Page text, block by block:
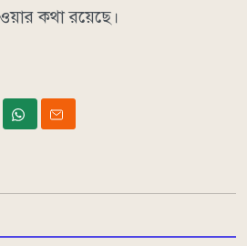
কথা রয়েছে।